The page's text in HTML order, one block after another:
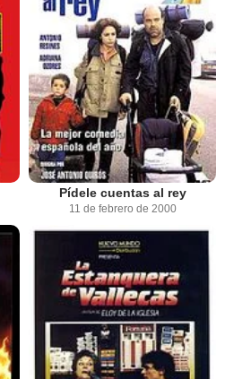
Pídele cuentas al rey
11 de febrero de 2000